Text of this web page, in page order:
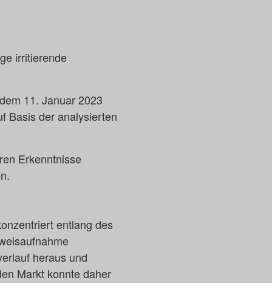
irritierende
11. Januar 2023
Basis der analysierten
Erkenntnisse
entlang des
heraus und
Markt konnte daher